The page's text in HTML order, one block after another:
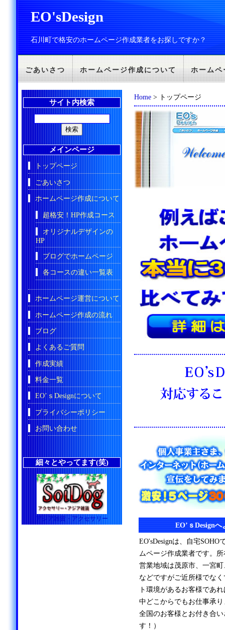
EO'sDesign
石川町で格安のホームページ作成業者をお探しですか？
ごあいさつ ホームページ作成について ホームペ
Home > トップページ
EO’ｓDesign
EO'sDesignは、自宅SOHO
ムページ作成業者です。
営業地域は茂原市、一宮
などですがご近所様でな
ト環境があるお客様であ
中どこからでもお仕事承
全国のお客様とお付き合
す！）
サイト内検索
メインページ
トップページ
ごあいさつ
ホームページ作成について
超格安！HP作成コース
オリジナルデザインの
HP
ブログでホームページ
各コースの違い一覧表
ホームページ運営について
ホームページ作成の流れ
ブログ
よくあるご質問
作成実績
料金一覧
EO’ｓDesignについて
プライバシーポリシー
お問い合わせ
細々とやってます(笑)
アジア雑貨・アクセサリー